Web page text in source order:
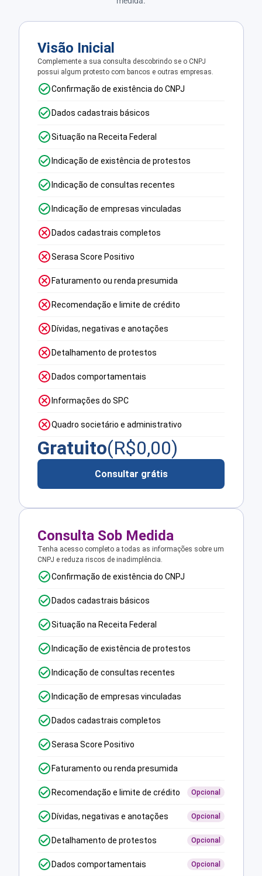
Visão Inicial
Complemente a sua consulta descobrindo se o CNPJ
possui algum protesto com bancos e outras empresas.
Confirmação de existência do CNPJ
Dados cadastrais básicos
Situação na Receita Federal
Indicação de existência de protestos
Indicação de consultas recentes
Indicação de empresas vinculadas
Dados cadastrais completos
Serasa Score Positivo
Faturamento ou renda presumida
Recomendação e limite de crédito
Dívidas, negativas e anotações
Detalhamento de protestos
Dados comportamentais
Informações do SPC
Quadro societário e administrativo
Gratuito(R$0,00)
Consultar grátis
Consulta Sob Medida
Tenha acesso completo a todas as informações sobre um
CNPJ e reduza riscos de inadimplência.
Confirmação de existência do CNPJ
Dados cadastrais básicos
Situação na Receita Federal
Indicação de existência de protestos
Indicação de consultas recentes
Indicação de empresas vinculadas
Dados cadastrais completos
Serasa Score Positivo
Faturamento ou renda presumida
Recomendação e limite de crédito Opcional
Dívidas, negativas e anotações Opcional
Detalhamento de protestos Opcional
Dados comportamentais Opcional